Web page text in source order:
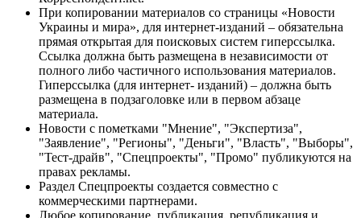
При копировании материалов со страницы «Новости
Украины и мира», для интернет-изданий – обязательна
прямая открытая для поисковых систем гиперссылка.
Ссылка должна быть размещена в независимости от
полного либо частичного использования материалов.
Гиперссылка (для интернет- изданий) – должна быть
размещена в подзаголовке или в первом абзаце
материала.
Новости с пометками "Мнение", "Экспертиза",
"Заявление", "Регионы", "Деньги", "Власть", "Выборы",
"Тест-драйв", "Спецпроекты", "Промо" публикуются на
правах рекламы.
Раздел Спецпроекты создается совместно с
коммерческими партнерами.
Любое копирование, публикация, републикация и